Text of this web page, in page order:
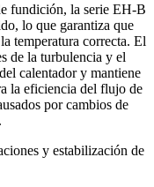
fundición, la serie EH‑B
lo que garantiza que
temperatura correcta. El
de la turbulencia y el
calentador y mantiene
la eficiencia del flujo de
​​por cambios de
y estabilización de